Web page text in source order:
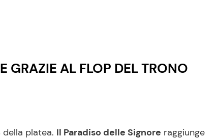
GRAZIE AL FLOP DEL TRONO
della platea. Il Paradiso delle Signore raggiunge